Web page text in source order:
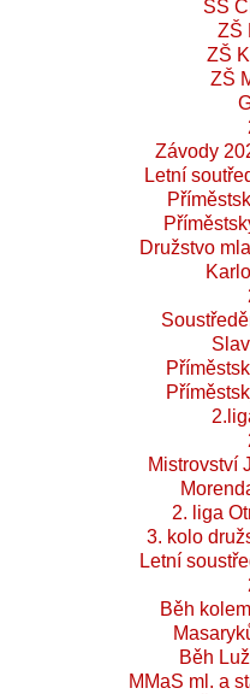
SŠ
ZŠ
ZŠ
ZŠ
Závody
Letní
Družstvo
Mistrovství
2. liga
3. kolo
Letní
Běh
Běh
MMaS ml. a